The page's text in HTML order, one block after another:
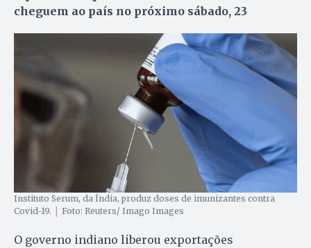
cheguem ao país no próximo sábado, 23
Instituto Serum, da Índia, produz doses de imunizantes contra
Covid-19. │ Foto: Reuters/ Imago Images
O governo indiano liberou exportações